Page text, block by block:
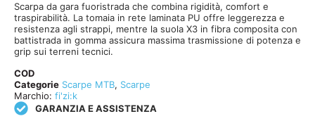
Scarpa da gara fuoristrada che combina rigidità, comfort e
traspirabilità. La tomaia in rete laminata PU offre leggerezza e
resistenza agli strappi, mentre la suola X3 in fibra composita con
battistrada in gomma assicura massima trasmissione di potenza e
grip sui terreni tecnici.
COD
Categorie Scarpe MTB, Scarpe
Marchio: fi'zi:k
GARANZIA E ASSISTENZA